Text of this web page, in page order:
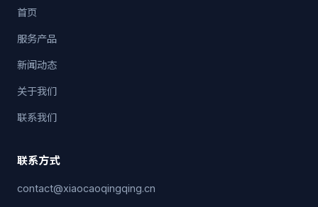
首页
服务产品
新闻动态
关于我们
联系我们
联系方式
contact@xiaocaoqingqing.cn